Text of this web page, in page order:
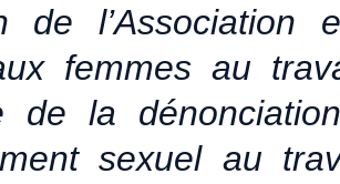
de l’Association
femmes au
de la
sexuel au